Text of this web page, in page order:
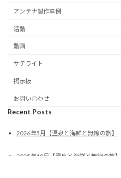
アンテナ製作事例
活動
動画
サテライト
掲示板
お問い合わせ
Recent Posts
2026年5月【温泉と海鮮と無線の旅】
2025年10月【温泉と海鮮と無線の旅】